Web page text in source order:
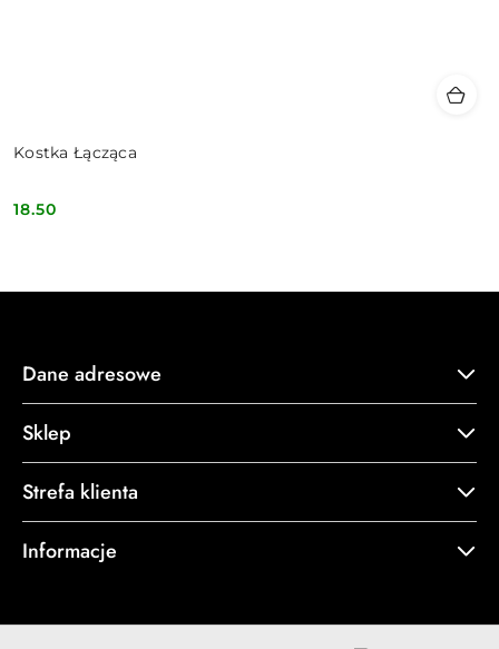
Kostka Łącząca
Cena:
18.50
Dane adresowe
Sklep
Strefa klienta
Informacje